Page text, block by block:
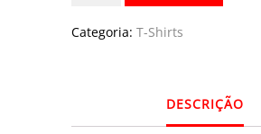
T-
Categoria: T-Shirts
DESCRIÇÃO